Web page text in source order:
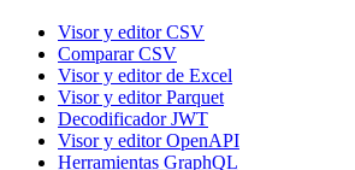
Visor y editor CSV
Comparar CSV
Visor y editor de Excel
Visor y editor Parquet
Decodificador JWT
Visor y editor OpenAPI
Herramientas GraphQL